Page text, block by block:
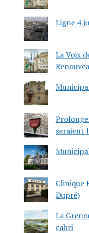
Ligne 4
La Voix
seraient
Clinique
Dupré)
La
cabri